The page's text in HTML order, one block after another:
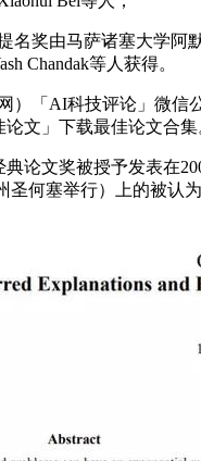
奖由马萨诸塞大学阿默
Chandak等人获得。
「AI科技评论」微信
文」下载最佳论文合集
文奖被授予发表在
圣何塞举行）上的被认